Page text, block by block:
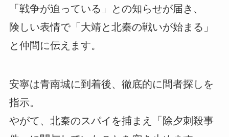
「戦争が迫っている」との知らせが届き、
険しい表情で「大靖と北秦の戦いが始まる」
と仲間に伝えます。
安寧は青南城に到着後、徹底的に間者探しを
指示。
やがて、北秦のスパイを捕まえ「除夕刺殺事